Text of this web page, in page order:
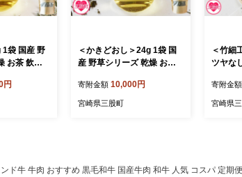
1袋 国産 野
お茶 飲み
料 アレン
持ち運びに
円
＜かきどおし＞24g 1袋 国
産 野草シリーズ 乾燥 お茶
肥料 アレンジ ハーブティー
持ち運びに便利 プチギフト
寄附金額 10,000円
宮崎県三股町
＜竹細
ツヤな
ルウェ
り 小物
寄附金額
宮崎県
ド牛 牛肉 おすすめ 黒毛和牛 国産牛肉 和牛 人気 コスパ 定期